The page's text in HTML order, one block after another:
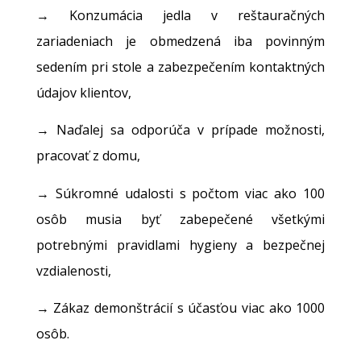
→ Konzumácia jedla v reštauračných
zariadeniach je obmedzená iba povinným
sedením pri stole a zabezpečením kontaktných
údajov klientov,
→ Naďalej sa odporúča v prípade možnosti,
pracovať z domu,
→ Súkromné udalosti s počtom viac ako 100
osôb musia byť zabepečené všetkými
potrebnými pravidlami hygieny a bezpečnej
vzdialenosti,
→ Zákaz demonštrácií s účasťou viac ako 1000
osôb.